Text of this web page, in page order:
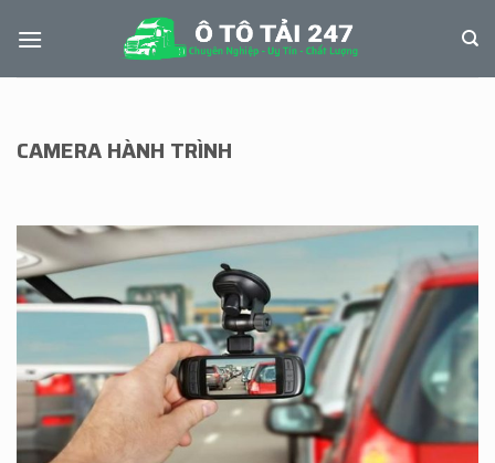
CAMERA HÀNH TRÌNH